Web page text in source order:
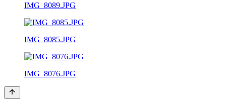
IMG_8089.JPG
IMG_8085.JPG
IMG_8076.JPG